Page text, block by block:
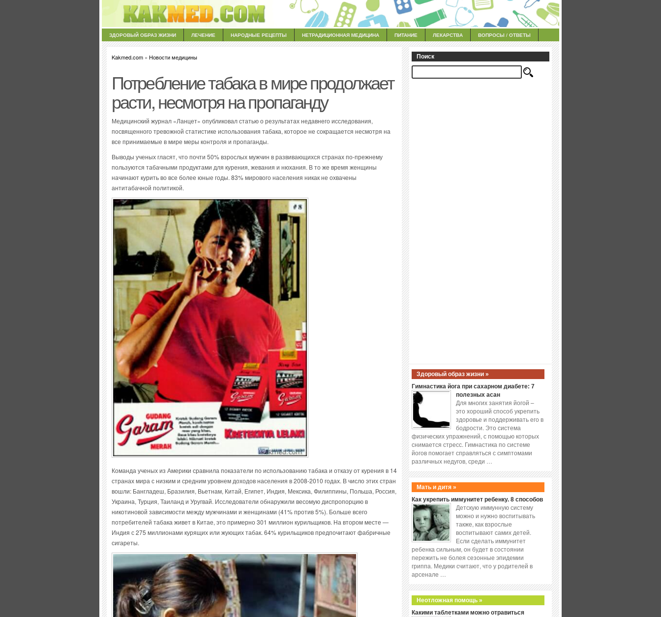
ЗДОРОВЫЙ ОБРАЗ ЖИЗНИ ЛЕЧЕНИЕ НАРОДНЫЕ РЕЦЕПТЫ НЕТРАДИЦИОННАЯ МЕДИЦИНА ПИТАНИЕ ЛЕКАРСТВА ВОПРОСЫ / ОТВЕТЫ
Kakmed.com » Новости медицины
Потребление табака в мире продолжает
расти, несмотря на пропаганду
Медицинский журнал «Ланцет» опубликовал статью о результатах недавнего исследования,
посвященного тревожной статистике использования табака, которое не сокращается несмотря на
все принимаемые в мире меры контроля и пропаганды.
Выводы ученых гласят, что почти 50% взрослых мужчин в развивающихся странах по-прежнему
пользуются табачными продуктами для курения, жевания и нюхания. В то же время женщины
начинают курить во все более юные годы. 83% мирового населения никак не охвачены
антитабачной политикой.
Команда ученых из Америки сравнила показатели по использованию табака и отказу от курения в 14
странах мира с низким и средним уровнем доходов населения в 2008-2010 годах. В число этих стран
вошли: Бангладеш, Бразилия, Вьетнам, Китай, Египет, Индия, Мексика, Филиппины, Польша, Россия,
Украина, Турция, Таиланд и Уругвай. Исследователи обнаружили весомую диспропорцию в
никотиновой зависимости между мужчинами и женщинами (41% против 5%). Больше всего
потребителей табака живет в Китае, это примерно 301 миллион курильщиков. На втором месте —
Индия с 275 миллионами курящих или жующих табак. 64% курильщиков предпочитают фабричные
сигареты.
Поиск
Здоровый образ жизни »
Гимнастика йога при сахарном диабете: 7
полезных асан
Для многих занятия йогой –
это хороший способ укрепить
здоровье и поддерживать его в
бодрости. Это система
физических упражнений, с помощью которых
снимается стресс. Гимнастика по системе
йогов помогает справляться с симптомами
различных недугов, среди …
Мать и дитя »
Как укрепить иммунитет ребенку. 8 способов
Детскую иммунную систему
можно и нужно воспитывать
также, как взрослые
воспитывают самих детей.
Если сделать иммунитет
ребенка сильным, он будет в состоянии
пережить не болея сезонные эпидемии
гриппа. Медики считают, что у родителей в
арсенале …
Неотложная помощь »
Какими таблетками можно отравиться